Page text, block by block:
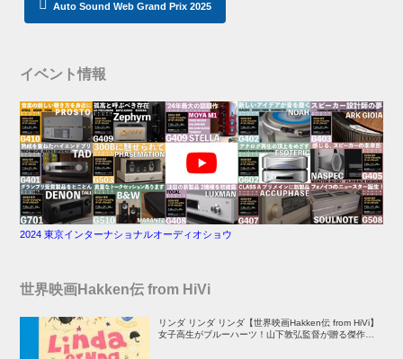
Auto Sound Web Grand Prix 2025
イベント情報
2024 東京インターナショナルオーディオショウ
世界映画Hakken伝 from HiVi
リンダ リンダ リンダ【世界映画Hakken伝 from HiVi】
女子高生がブルーハーツ！山下敦弘監督が贈る傑作青春